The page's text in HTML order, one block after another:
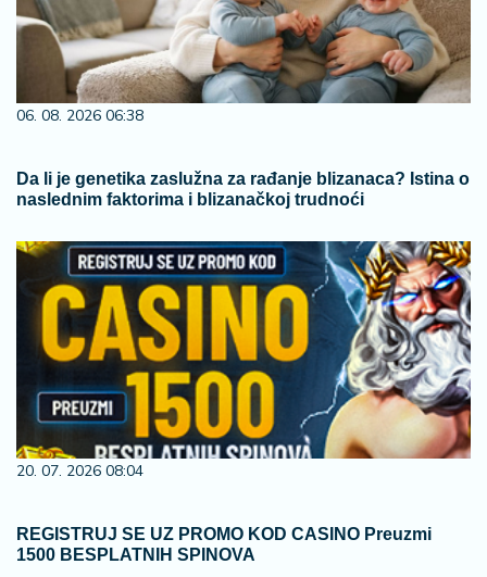
06. 08. 2026 06:38
Da li je genetika zaslužna za rađanje blizanaca? Istina o
naslednim faktorima i blizanačkoj trudnoći
20. 07. 2026 08:04
REGISTRUJ SE UZ PROMO KOD CASINO Preuzmi
1500 BESPLATNIH SPINOVA